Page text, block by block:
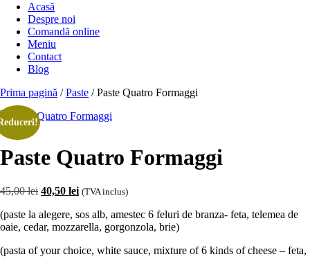
Acasă
Despre noi
Comandă online
Meniu
Contact
Blog
Prima pagină /Paste / Paste Quatro Formaggi
Paste Quatro Formaggi
45,00lei Prețul
a
fost:
40,50 leiPrețul
este:
40,50 lei.
(TVA inclus)
(paste la alegere, sos alb, amestec 6 feluri de branza- feta, telemea de
oaie, cedar, mozzarella, gorgonzola, brie)
(pasta of your choice, white sauce, mixture of 6 kinds of cheese – feta,